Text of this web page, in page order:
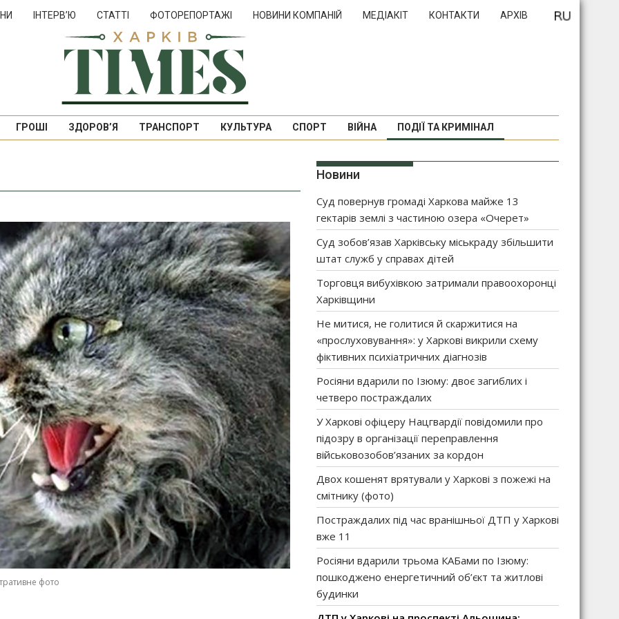
ІНТЕРВ’Ю СТАТТІ ФОТОРЕПОРТАЖІ НОВИНИ КОМПАНІЙ МЕДІАКІТ КОНТАКТИ АРХІВ
ГРОШІ ЗДОРОВ’Я ТРАНСПОРТ КУЛЬТУРА СПОРТ ВІЙНА ПОДІЇ ТА КРИМІНАЛ
фото
Новини
Суд повернув громаді Харкова майже 13
гектарів землі з частиною озера «Очерет»
Суд зобов’язав Харківську міськраду збільшити
штат служб у справах дітей
Торговця вибухівкою затримали правоохоронці
Харківщини
Не митися, не голитися й скаржитися на
«прослуховування»: у Харкові викрили схему
фіктивних психіатричних діагнозів
Росіяни вдарили по Ізюму: двоє загиблих і
четверо постраждалих
У Харкові офіцеру Нацгвардії повідомили про
підозру в організації переправлення
військовозобов’язаних за кордон
Двох кошенят врятували у Харкові з пожежі на
смітнику (фото)
Постраждалих під час вранішньої ДТП у Харкові
вже 11
Росіяни вдарили трьома КАБами по Ізюму:
пошкоджено енергетичний об’єкт та житлові
будинки